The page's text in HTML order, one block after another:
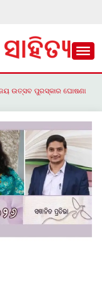
ଉତ୍ସବ ପୁରସ୍କାର ଘୋଷଣା